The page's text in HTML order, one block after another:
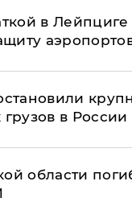
в Лейпциге
в России
области